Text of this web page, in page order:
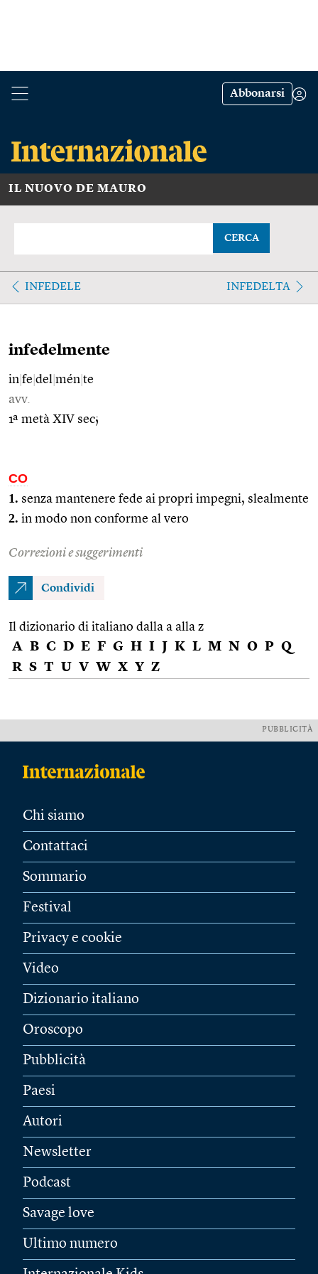
Abbonarsi
IL NUOVO DE MAURO
CERCA
INFEDELE INFEDELTA
infedelmente
in fe del mén te
avv.
1ª metà XIV sec;
CO
1. senza mantenere fede ai propri impegni, slealmente
2. in modo non conforme al vero
Correzioni e suggerimenti
Condividi
Il dizionario di italiano dalla a alla z
A B C D E F G H I J K L M N O P Q
R S T U V W X Y Z
PUBBLICITÀ
Chi siamo
Contattaci
Sommario
Festival
Privacy e cookie
Video
Dizionario italiano
Oroscopo
Pubblicità
Paesi
Autori
Newsletter
Podcast
Savage love
Ultimo numero